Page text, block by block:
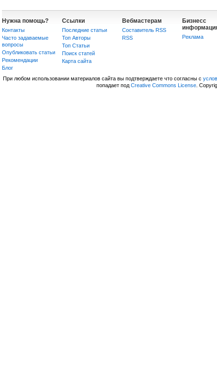
Нужна помощь?
Контакты
Часто задаваемые
вопросы
Опубликовать статьи
Рекомендации
Блог
Ссылки
Последние статьи
Топ Авторы
Топ Статьи
Поиск статей
Карта сайта
Вебмастерам
Составитель RSS
RSS
Бизнесс
Реклама
При любом использовании материалов сайта вы подтверждаете что согласны с
попадает под Creative Commons License.